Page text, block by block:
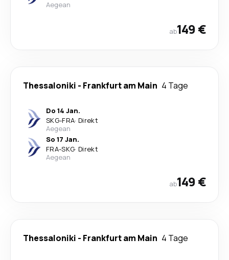
Aegean
ab149 €
Thessaloniki - Frankfurt am Main 4 Tage
Do 14 Jan.
SKG-FRA· Direkt
Aegean
So 17 Jan.
FRA-SKG· Direkt
Aegean
ab149 €
Thessaloniki - Frankfurt am Main 4 Tage